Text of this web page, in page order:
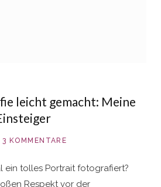
leicht gemacht: Meine
3 KOMMENTARE
ein tolles Portrait fotografiert?
Respekt vor der